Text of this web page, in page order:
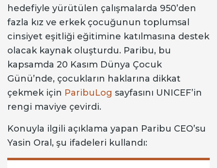
hedefiyle yürütülen çalışmalarda 950’den
fazla kız ve erkek çocuğunun toplumsal
cinsiyet eşitliği eğitimine katılmasına destek
olacak kaynak oluşturdu. Paribu, bu
kapsamda 20 Kasım Dünya Çocuk
Günü’nde, çocukların haklarına dikkat
çekmek için ParibuLog sayfasını UNICEF’in
rengi maviye çevirdi.
Konuyla ilgili açıklama yapan Paribu CEO’su
Yasin Oral, şu ifadeleri kullandı: